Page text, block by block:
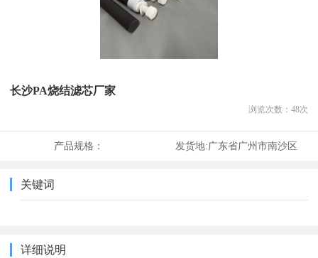
长沙PA烧结滤芯厂家
浏览次数： 48次
产品规格： 发货地:广东省广州市南沙区
关键词
详细说明